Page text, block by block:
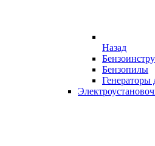
Назад
Бензопилы
Генераторы